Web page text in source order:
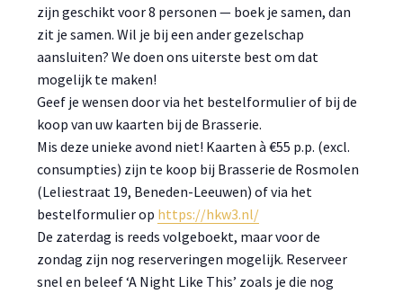
zijn geschikt voor 8 personen — boek je samen, dan
zit je samen. Wil je bij een ander gezelschap
aansluiten? We doen ons uiterste best om dat
mogelijk te maken!
Geef je wensen door via het bestelformulier of bij de
koop van uw kaarten bij de Brasserie.
Mis deze unieke avond niet! Kaarten à €55 p.p. (excl.
consumpties) zijn te koop bij Brasserie de Rosmolen
(Leliestraat 19, Beneden-Leeuwen) of via het
bestelformulier op https://hkw3.nl/
De zaterdag is reeds volgeboekt, maar voor de
zondag zijn nog reserveringen mogelijk. Reserveer
snel en beleef ‘A Night Like This’ zoals je die nog